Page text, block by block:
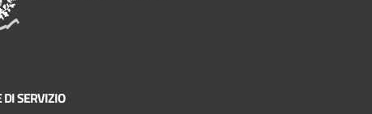
DI SERVIZIO